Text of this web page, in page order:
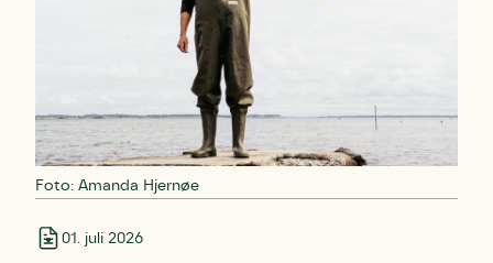
Foto: Amanda Hjernøe
01. juli 2026